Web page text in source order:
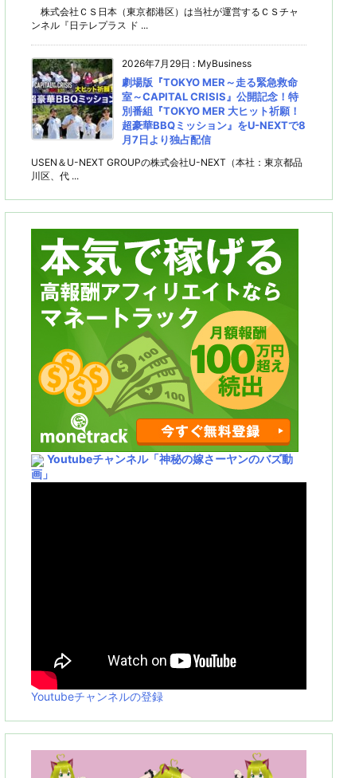
株式会社ＣＳ日本（東京都港区）は当社が運営するＣＳチャ
ンネル『日テレプラス ド ...
2026年7月29日 : MyBusiness
劇場版『TOKYO MER～走る緊急救命
室～CAPITAL CRISIS』公開記念！特
別番組『TOKYO MER 大ヒット祈願！
超豪華BBQミッション』をU-NEXTで8
月7日より独占配信
USEN＆U-NEXT GROUPの株式会社U-NEXT（本社：東京都品
川区、代 ...
Youtubeチャンネル「神秘の嫁さーヤンのバズ動
画」
Youtubeチャンネルの登録